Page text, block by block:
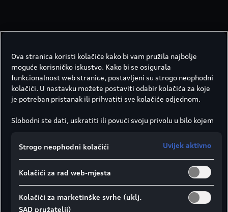
Opcijski paketi
Ova stranica koristi kolačiće kako bi vam pružila najbolje
moguće korisničko iskustvo. Kako bi se osigurala
funkcionalnost web stranice, postavljeni su strogo neophodni
kolačići. U nastavku možete postaviti odabir kolačića za koje
je potreban pristanak ili prihvatiti sve kolačiće odjednom.
Slobodni ste dati, uskratiti ili povući svoju privolu u bilo kojem
Društvo Porsche Croatia d.o.o. odgovorno je za ovu web
stranicu i kolačiće. Za više informacija o kolačićima (kao i
pronaći na dnu web stranice ili u Smjernicama za kolačiće.
Napomena o prijenosu podataka u skladu s člankom 49.
stavkom 1. točkom (a) GDPR-a: Google Analytics se, između
ostalog, koristi kao marketinški kolačić i analitički kolačić. Ne
Strogo neophodni kolačići Uvijek aktivno
Kolačići za rad web-mjesta
Kolačići za marketinške svrhe (uklj.
SAD pružatelji)